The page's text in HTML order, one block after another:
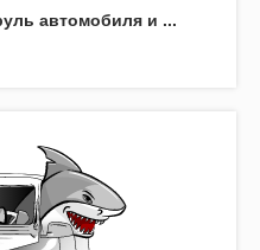
автомобиля и ...